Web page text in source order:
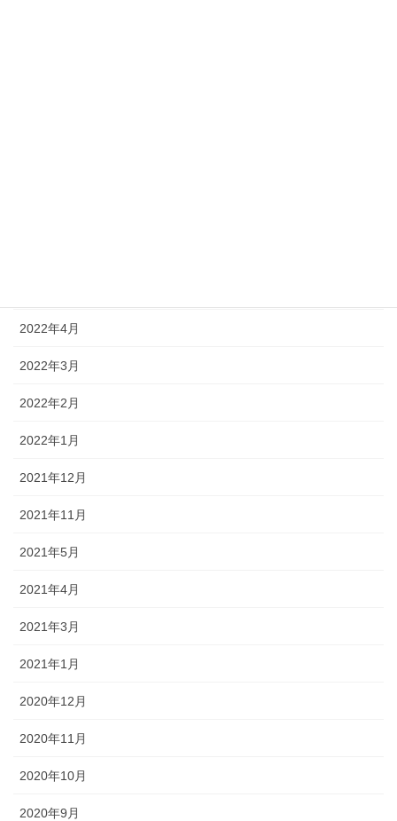
2022年4月
2022年3月
2022年2月
2022年1月
2021年12月
2021年11月
2021年5月
2021年4月
2021年3月
2021年1月
2020年12月
2020年11月
2020年10月
2020年9月